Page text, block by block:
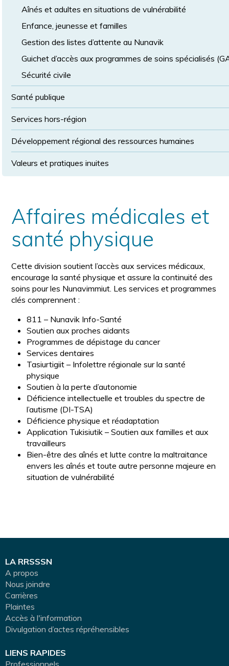
Aînés et adultes en situations de vulnérabilité
Enfance, jeunesse et familles
Gestion des listes d’attente au Nunavik
Guichet d’accès aux programmes de soins spécialisés
Sécurité civile
Santé publique
Services hors-région
Développement régional des ressources humaines
Valeurs et pratiques inuites
Affaires médicales et
santé physique
Cette division soutient l’accès aux services médicaux,
encourage la santé physique et assure la continuité des
soins pour les Nunavimmiut. Les services et programmes
clés comprennent :
811 – Nunavik Info-Santé
Soutien aux proches aidants
Programmes de dépistage du cancer
Services dentaires
Tasiurtigiit – Infolettre régionale sur la santé
physique
Soutien à la perte d’autonomie
Déficience intellectuelle et troubles du spectre de
l’autisme (DI-TSA)
Déficience physique et réadaptation
Application Tukisiutik – Soutien aux familles et aux
travailleurs
Bien-être des aînés et lutte contre la maltraitance
envers les aînés et toute autre personne majeure en
situation de vulnérabilité
LA RRSSSN
A propos
Nous joindre
Carrières
Plaintes
Accès à l'information
Divulgation d’actes répréhensibles
LIENS RAPIDES
Professionnels